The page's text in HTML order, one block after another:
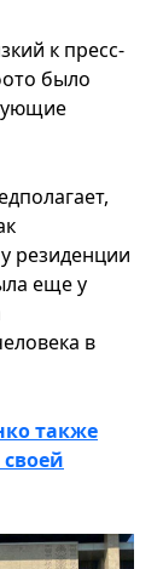
к пресс-
было
резиденции
еще у
в
также